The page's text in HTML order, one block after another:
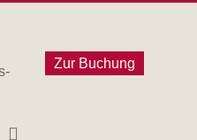
Zur Buchung
Facebook